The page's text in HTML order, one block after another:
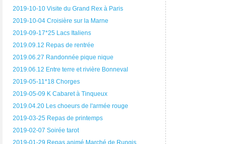
2019-10-10 Visite du Grand Rex à Paris
2019-10-04 Croisière sur la Marne
2019-09-17*25 Lacs Italiens
2019.09.12 Repas de rentrée
2019.06.27 Randonnée pique nique
2019.06.12 Entre terre et rivière Bonneval
2019-05-11*18 Chorges
2019-05-09 K Cabaret à Tinqueux
2019.04.20 Les choeurs de l'armée rouge
2019-03-25 Repas de printemps
2019-02-07 Soirée tarot
2019-01-29 Repas animé Marché de Rungis